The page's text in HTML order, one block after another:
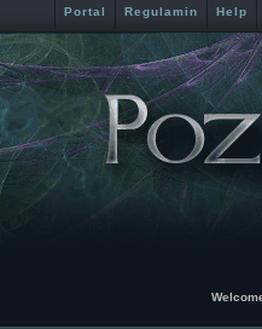
Portal Regulamin Help